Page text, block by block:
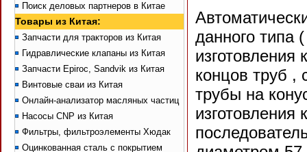
Поиск деловых партнеров в Китае
Товары из Китая:
Запчасти для тракторов из Китая
Гидравлические клапаны из Китая
Запчасти Epiroc, Sandvik из Китая
Винтовые сваи из Китая
Онлайн-анализатор масляных частиц
Насосы CNP из Китая
Фильтры, фильтроэлементы Хюдак
Оцинкованная сталь с покрытием
данного типа
изготовления
концов труб ,
трубы на
изготовления